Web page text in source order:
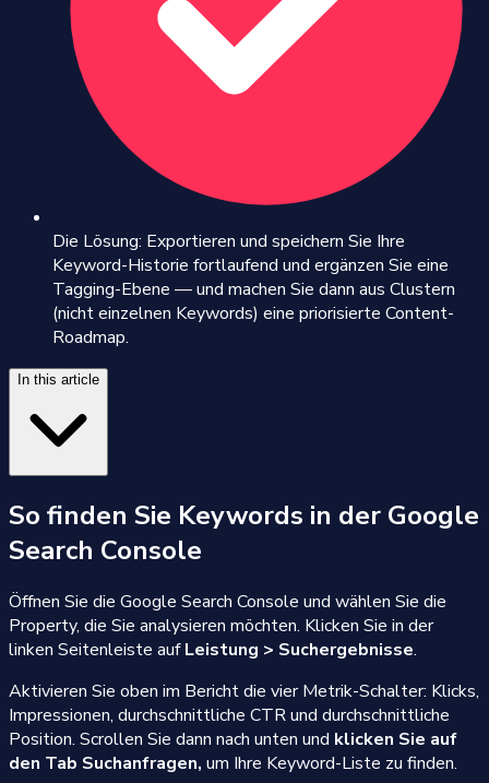
Die Lösung: Exportieren und speichern Sie Ihre
Keyword-Historie fortlaufend und ergänzen Sie eine
Tagging-Ebene — und machen Sie dann aus Clustern
(nicht einzelnen Keywords) eine priorisierte Content-
Roadmap.
In this article
So finden Sie Keywords in der Google
Search Console
Öffnen Sie die Google Search Console und wählen Sie die
Property, die Sie analysieren möchten. Klicken Sie in der
linken Seitenleiste aufLeistung > Suchergebnisse.
Aktivieren Sie oben im Bericht die vier Metrik-Schalter: Klicks,
Impressionen, durchschnittliche CTR und durchschnittliche
Position. Scrollen Sie dann nach unten und klicken Sie auf
den Tab Suchanfragen, um Ihre Keyword-Liste zu finden.